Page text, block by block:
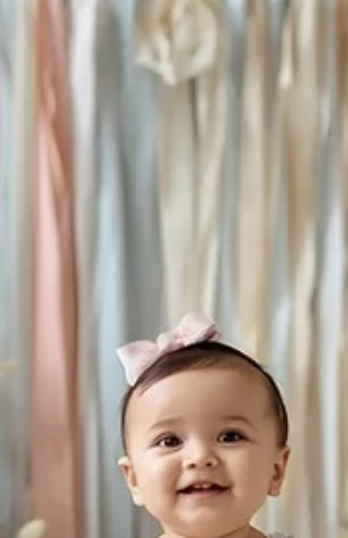
transformar algo simples num cenário
e cheio de emoção.